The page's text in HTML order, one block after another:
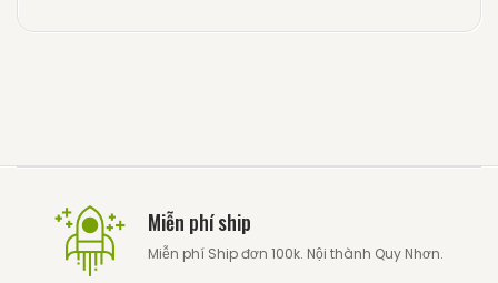
Miễn phí ship
Miễn phí Ship đơn 100k. Nội thành Quy Nhơn.